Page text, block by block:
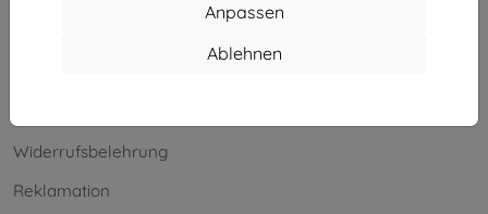
Anpassen
Ablehnen
Widerrufsbelehrung
Reklamation